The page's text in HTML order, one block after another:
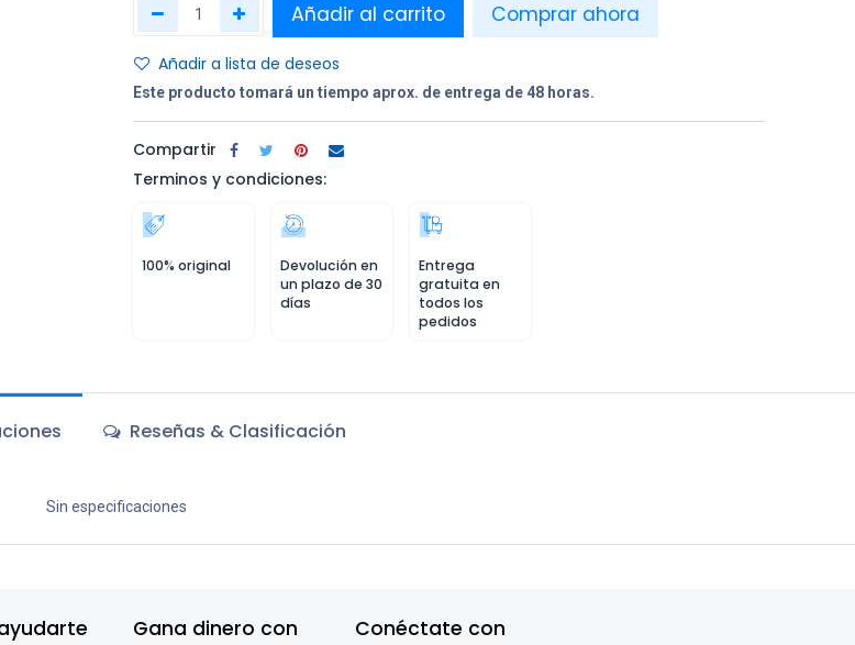
Añadir al carrito Comprar ahora
Añadir a lista de deseos
Este producto tomará un tiempo aprox. de entrega de 48 horas.
Compartir
Terminos y condiciones:
100% original
Devolución en
un plazo de 30
días
Entrega
gratuita en
todos los
pedidos
Reseñas & Clasificación
Sin especificaciones
Gana dinero con
Conéctate con